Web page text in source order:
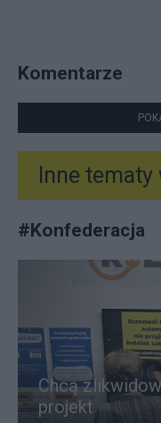
Komentarze
Inne
#Konfederacja
Chcą
projekt